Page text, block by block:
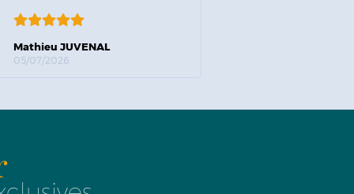
Mathieu JUVENAL
05/07/2026